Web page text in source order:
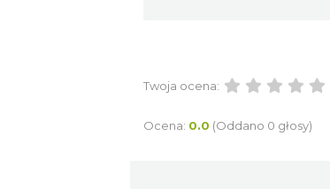
Twoja ocena:
Ocena: 0.0 (Oddano 0 głosy)